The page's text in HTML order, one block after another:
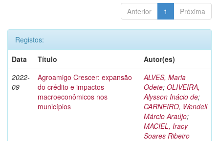
Anterior 1 Próxima
Registos:
Data
Título
Autor(es)
2022-
09
Agroamigo Crescer: expansão
do crédito e impactos
macroeconômicos nos
municípios
ALVES, Maria
Odete; OLIVEIRA,
Alysson Inácio de;
CARNEIRO, Wendell
Márcio Araújo;
MACIEL, Iracy
Soares Ribeiro